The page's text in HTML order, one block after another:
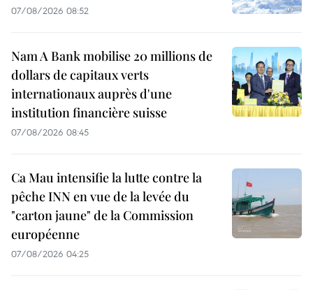
07/08/2026 08:52
Nam A Bank mobilise 20 millions de
dollars de capitaux verts
internationaux auprès d'une
institution financière suisse
07/08/2026 08:45
Ca Mau intensifie la lutte contre la
pêche INN en vue de la levée du
"carton jaune" de la Commission
européenne
07/08/2026 04:25